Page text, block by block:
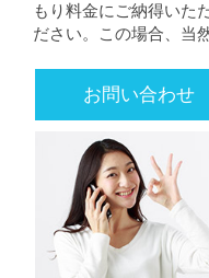
もり料金にご納得いた
ださい。この場合、当
お問い合わせ